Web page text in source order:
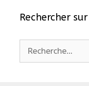
Rechercher